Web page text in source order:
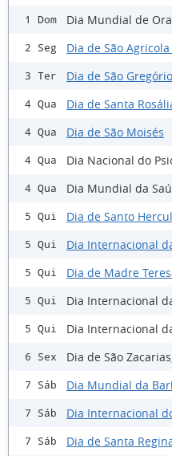
1 Dom Dia Mundial de
2 Seg Dia de São
3 Ter Dia de São Gregório
4 Qua Dia de Santa
4 Qua Dia de São Moisés
4 Qua Dia Nacional do
4 Qua Dia Mundial da
5 Qui Dia de Santo
5 Qui Dia Internacional
5 Qui Dia de Madre
5 Qui Dia Internacional
5 Qui Dia Internacional
6 Sex Dia de São
7 Sáb Dia Mundial da
7 Sáb Dia Internacional
7 Sáb Dia de Santa